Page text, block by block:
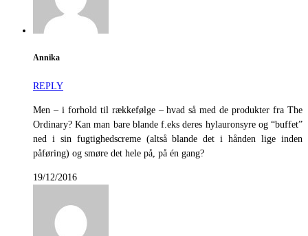
Annika
REPLY
Men – i forhold til rækkefølge – hvad så med de produkter fra The
Ordinary? Kan man bare blande f.eks deres hylauronsyre og “buffet”
ned i sin fugtighedscreme (altså blande det i hånden lige inden
påføring) og smøre det hele på, på én gang?
19/12/2016